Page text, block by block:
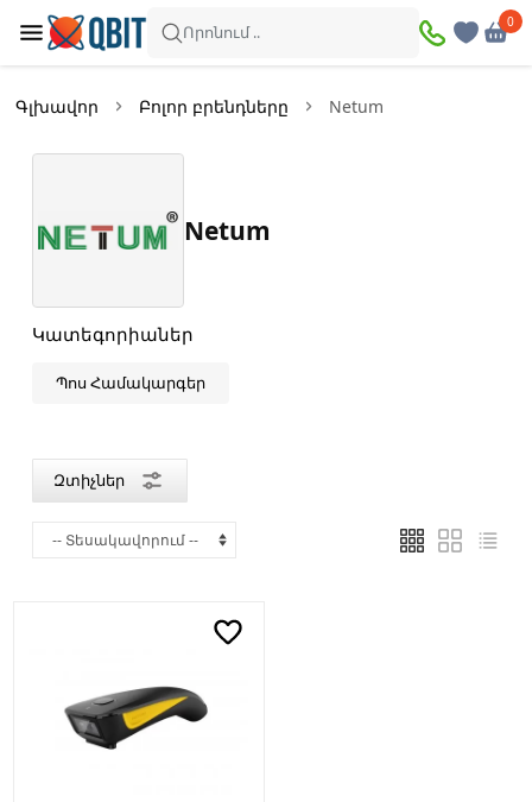
Որոնում ..
0
Գլխավոր Բոլոր բրենդները Netum
Netum
Կատեգորիաներ
Պոս Համակարգեր
Զտիչներ
Զտիչներ
Գին
Չինաստան